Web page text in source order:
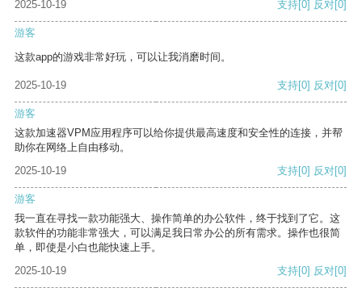
2025-10-19
支持[0] 反对[0]
游客
这款app的游戏非常好玩，可以让我消磨时间。
2025-10-19 支持[0] 反对[0]
游客
这款加速器VPM应用程序可以给你提供最高速度和安全性的连接，并帮
助你在网络上自由移动。
2025-10-19
支持[0] 反对[0]
游客
我一直在寻找一款功能强大、操作简单的办公软件，终于找到了它。这
款软件的功能非常强大，可以满足我日常办公的所有需求。操作也很简
单，即使是小白也能快速上手。
2025-10-19
支持[0] 反对[0]